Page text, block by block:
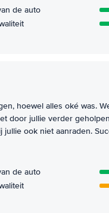
de auto
hoewel alles oké was.
door jullie verder
ook niet aanraden.
de auto